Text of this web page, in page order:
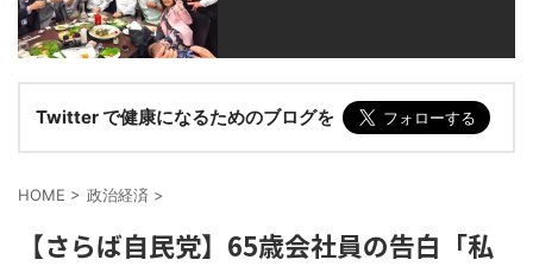
Twitter で健康になるためのブログを
HOME > 政治経済 >
【さらば自民党】65歳会社員の告白「私